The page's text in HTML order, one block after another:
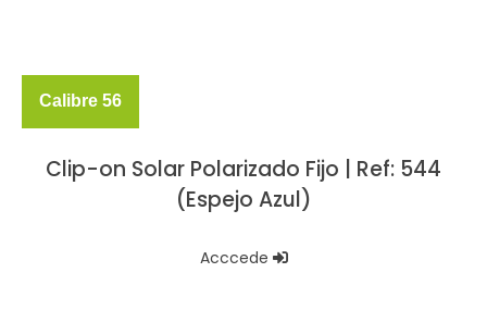
Calibre 56
Clip-on Solar Polarizado Fijo | Ref: 544
(Espejo Azul)
Acccede